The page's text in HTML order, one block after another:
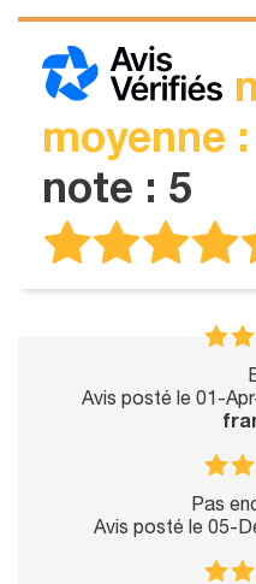
moyenne
note : 5
Avis posté le 01-
Pas
Avis posté le 05-